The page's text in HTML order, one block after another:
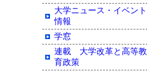
大学ニュース・イベント
情報
学窓
連載 大学改革と高等教
育政策